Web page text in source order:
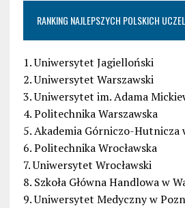
RANKING NAJLEPSZYCH POLSKICH
1. Uniwersytet Jagielloński
2. Uniwersytet Warszawski
3. Uniwersytet im. Adama
4. Politechnika Warszawska
5. Akademia Górniczo-Hutnicza
6. Politechnika Wrocławska
7. Uniwersytet Wrocławski
8. Szkoła Główna Handlowa w
9. Uniwersytet Medyczny w